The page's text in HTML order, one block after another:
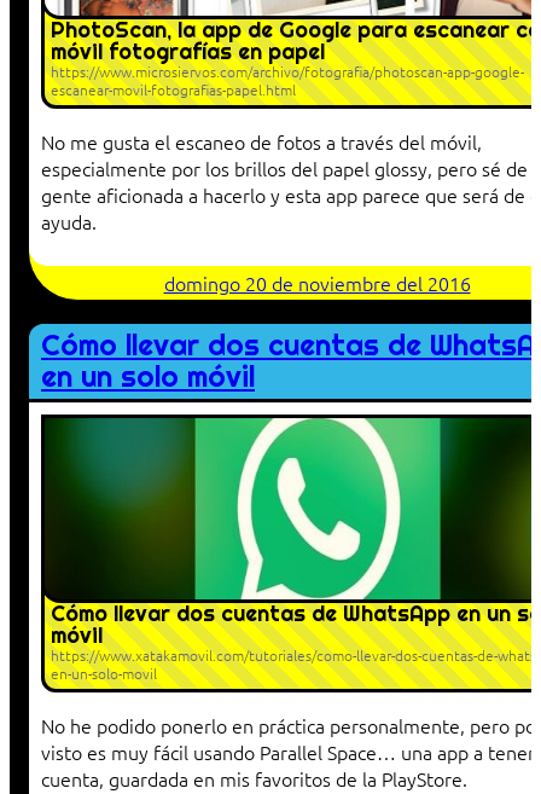
PhotoScan, la app de Google para escanear
móvil fotografías en papel
https://www.microsiervos.com/archivo/fotografia/photoscan-app-google-
escanear-movil-fotografias-papel.html
No me gusta el escaneo de fotos a través del móvil,
especialmente por los brillos del papel glossy, pero sé de
gente aficionada a hacerlo y esta app parece que será de
ayuda.
domingo 20 de noviembre del 2016
Cómo llevar dos cuentas de
en un solo móvil
Cómo llevar dos cuentas de WhatsApp en un
móvil
https://www.xatakamovil.com/tutoriales/como-llevar-dos-cuentas-de-
en-un-solo-movil
No he podido ponerlo en práctica personalmente, pero
visto es muy fácil usando Parallel Space… una app a tener
cuenta, guardada en mis favoritos de la PlayStore.